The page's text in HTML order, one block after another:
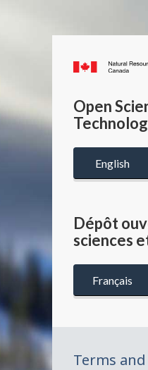
Open
English
Dépôt
sciences
Français
Terms and